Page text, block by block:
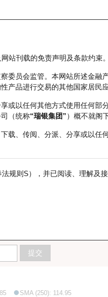
计 瑞银轮证教室
站刊载的免责声明及条款约束。
委员会监管。本网站所述金融
产品进行交易的其他国家居民
或以任何其他方式使用任何
（统称“瑞银集团”）概不就阁
载、传阅、分派、分享或以
规则S），并已阅读、理解及
提交
SMA (250): 114.95